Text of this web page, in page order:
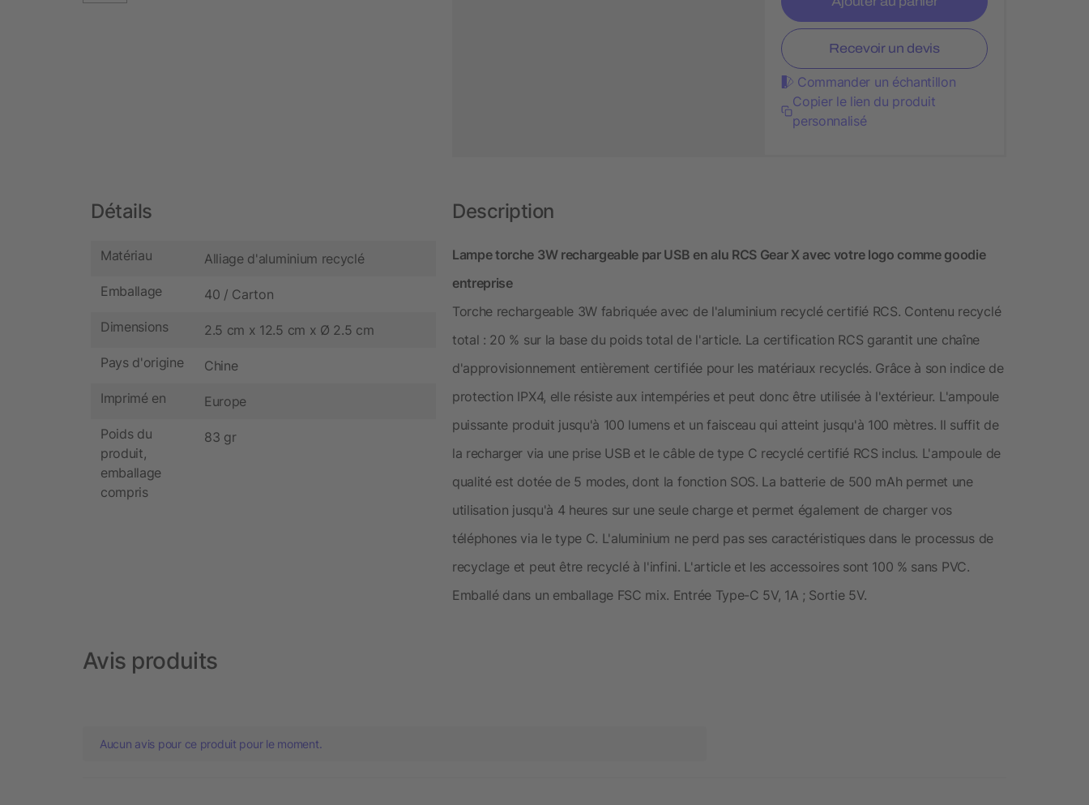
Recevoir un devis
Commander un échantillon
Copier le lien du produit
personnalisé
Détails
Matériau Alliage d'aluminium recyclé
Emballage 40 / Carton
Dimensions 2.5 cm x 12.5 cm x Ø 2.5 cm
Pays d'origine Chine
Imprimé en Europe
Poids du
produit,
emballage
compris
83 gr
Description
Lampe torche 3W rechargeable par USB en alu RCS Gear X avec votre logo comme goodie
entreprise
Torche rechargeable 3W fabriquée avec de l'aluminium recyclé certifié RCS. Contenu recyclé
total : 20 % sur la base du poids total de l'article. La certification RCS garantit une chaîne
d'approvisionnement entièrement certifiée pour les matériaux recyclés. Grâce à son indice de
protection IPX4, elle résiste aux intempéries et peut donc être utilisée à l'extérieur. L'ampoule
puissante produit jusqu'à 100 lumens et un faisceau qui atteint jusqu'à 100 mètres. Il suffit de
la recharger via une prise USB et le câble de type C recyclé certifié RCS inclus. L'ampoule de
qualité est dotée de 5 modes, dont la fonction SOS. La batterie de 500 mAh permet une
utilisation jusqu'à 4 heures sur une seule charge et permet également de charger vos
téléphones via le type C. L'aluminium ne perd pas ses caractéristiques dans le processus de
recyclage et peut être recyclé à l'infini. L'article et les accessoires sont 100 % sans PVC.
Emballé dans un emballage FSC mix. Entrée Type-C 5V, 1A ; Sortie 5V.
Avis produits
Aucun avis pour ce produit pour le moment.